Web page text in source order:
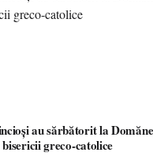
au sărbătorit la
greco-catolice